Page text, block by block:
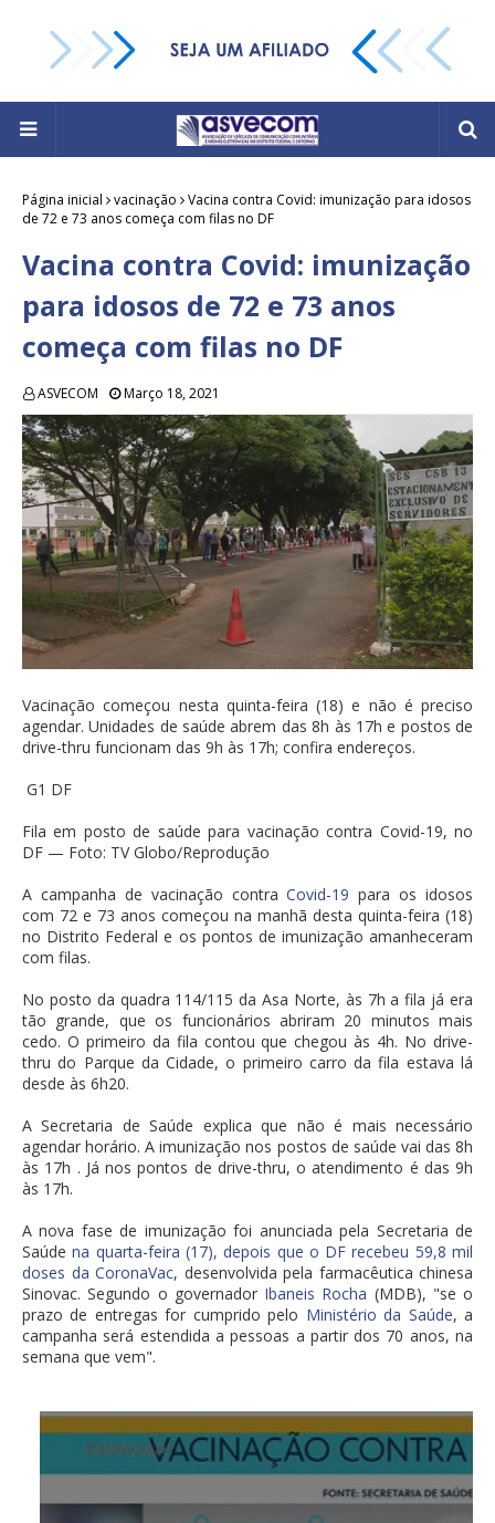
Página inicial vacinação
Vacina contra Covid: imunização para idosos
de 72 e 73 anos começa com filas no DF
Vacina contra Covid: imunização
para idosos de 72 e 73 anos
começa com filas no DF
ASVECOM Março 18, 2021
Vacinação começou nesta quinta-feira (18) e não é preciso
agendar. Unidades de saúde abrem das 8h às 17h e postos de
drive-thru funcionam das 9h às 17h; confira endereços.
G1 DF
Fila em posto de saúde para vacinação contra Covid-19, no
DF — Foto: TV Globo/Reprodução
A campanha de vacinação contraCovid-19 para os idosos
com 72 e 73 anos começou na manhã desta quinta-feira (18)
no Distrito Federal e os pontos de imunização amanheceram
com filas.
No posto da quadra 114/115 da Asa Norte, às 7h a fila já era
tão grande, que os funcionários abriram 20 minutos mais
cedo. O primeiro da fila contou que chegou às 4h. No drive-
thru do Parque da Cidade, o primeiro carro da fila estava lá
desde às 6h20.
A Secretaria de Saúde explica que não é mais necessário
agendar horário. A imunização nos postos de saúde vai das 8h
às 17h . Já nos pontos de drive-thru, o atendimento é das 9h
às 17h.
A nova fase de imunização foi anunciada pela Secretaria de
Saúdena quarta-feira (17), depois que o DF recebeu 59,8 mil
doses da CoronaVac, desenvolvida pela farmacêutica chinesa
Sinovac. Segundo o governador Ibaneis Rocha (MDB), "se o
prazo de entregas for cumprido pelo Ministério da Saúde, a
campanha será estendida a pessoas a partir dos 70 anos, na
semana que vem".